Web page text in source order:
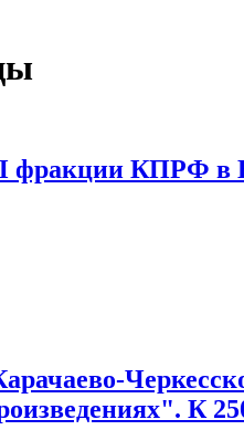
КПРФ в
в Народном Собрании
К